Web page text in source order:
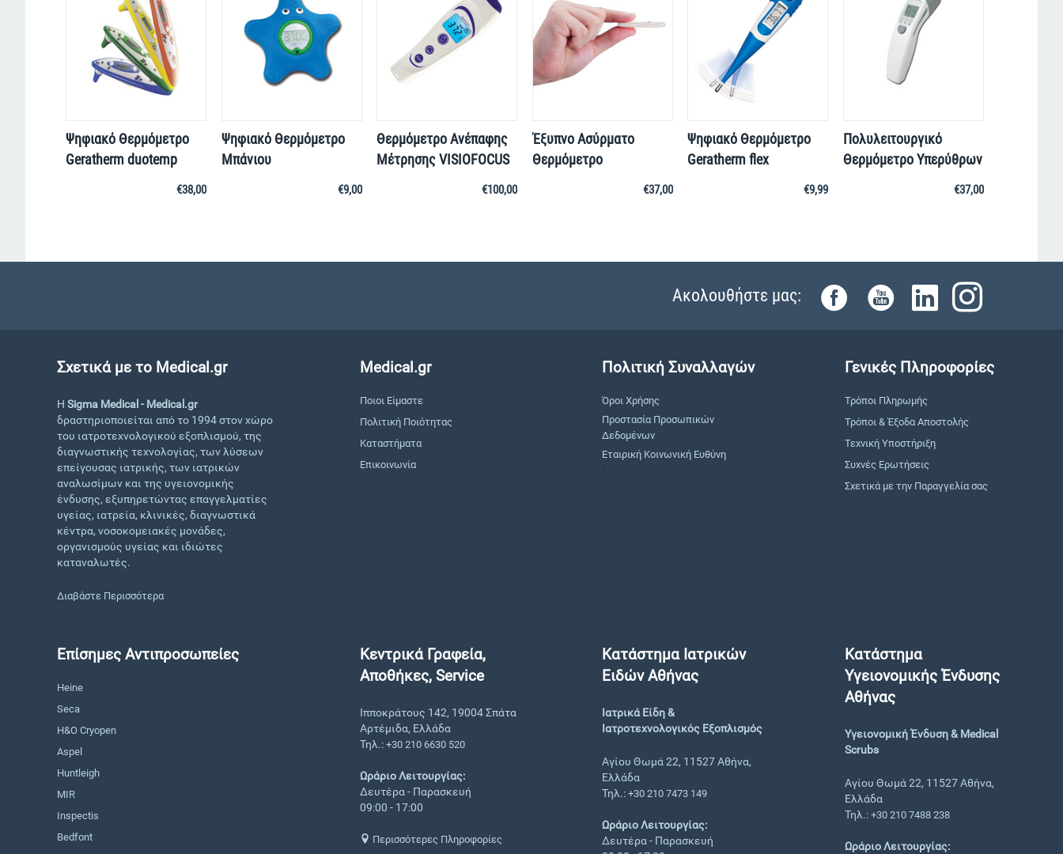
Ψηφιακό Θερμόμετρο
Geratherm duotemp
€38,00
Ψηφιακό Θερμόμετρο
Μπάνιου
€9,00
Θερμόμετρο Ανέπαφης
Μέτρησης VISIOFOCUS
€100,00
Έξυπνο Ασύρματο
Θερμόμετρο
€37,00
Ψηφιακό Θερμόμετρο
Geratherm flex
€9,99
Πολυλειτουργικό
Θερμόμετρο Υπερύθρων
€37,00
Ακολουθήστε μας:
Σχετικά με το Medical.gr
Η Sigma Medical - Medical.gr
δραστηριοποιείται από το 1994 στον χώρο
του ιατροτεχνολογικού εξοπλισμού, της
διαγνωστικής τεχνολογίας, των λύσεων
επείγουσας ιατρικής, των ιατρικών
αναλωσίμων και της υγειονομικής
ένδυσης, εξυπηρετώντας επαγγελματίες
υγείας, ιατρεία, κλινικές, διαγνωστικά
κέντρα, νοσοκομειακές μονάδες,
οργανισμούς υγείας και ιδιώτες
καταναλωτές.
Διαβάστε Περισσότερα
Medical.gr
Ποιοι Είμαστε
Πολιτική Ποιότητας
Καταστήματα
Επικοινωνία
Πολιτική Συναλλαγών
Όροι Χρήσης
Προστασία Προσωπικών
Δεδομένων
Εταιρική Κοινωνική Ευθύνη
"
Γενικές Πληροφορίες
Τρόποι Πληρωμής
Τρόποι & Έξοδα Αποστολής
Τεχνική Υποστήριξη
Συχνές Ερωτήσεις
Σχετικά με την Παραγγελία σας
Επίσημες Αντιπροσωπείες
Heine
Seca
H&O Cryopen
Aspel
Huntleigh
MIR
Inspectis
Bedfont
Κεντρικά Γραφεία,
Αποθήκες, Service
Ιπποκράτους 142, 19004 Σπάτα
Αρτέμιδα, Ελλάδα
Τηλ.: +30 210 6630 520
Ωράριο Λειτουργίας:
Δευτέρα - Παρασκευή
09:00 - 17:00
Περισσότερες Πληροφορίες
Κατάστημα Ιατρικών
Ειδών Αθήνας
Ιατρικά Είδη &
Ιατροτεχνολογικός Εξοπλισμός
Αγίου Θωμά 22, 11527 Αθήνα,
Ελλάδα
Τηλ.:+30 210 7473 149
Ωράριο Λειτουργίας:
Δευτέρα - Παρασκευή
Κατάστημα
Υγειονομικής Ένδυσης
Αθήνας
Υγειονομική Ένδυση & Medical
Scrubs
Αγίου Θωμά 22, 11527 Αθήνα,
Ελλάδα
Τηλ.: +30 210 7488 238
Ωράριο Λειτουργίας: